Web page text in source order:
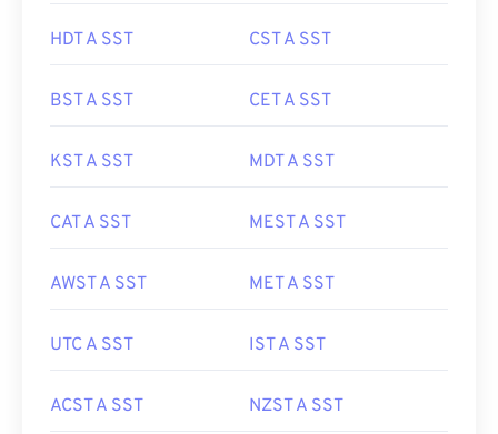
HDT A SST CST A SST
BST A SST CET A SST
KST A SST MDT A SST
CAT A SST MEST A SST
AWST A SST MET A SST
UTC A SST IST A SST
ACST A SST NZST A SST